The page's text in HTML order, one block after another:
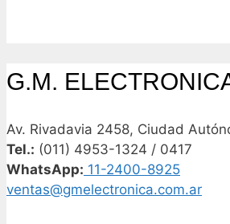
G.M.
Av. Rivadavia 2458, Ciudad
Tel.: (011) 4953-1324 / 0417
WhatsApp: 11-2400-8925
ventas@gmelectronica.com.ar